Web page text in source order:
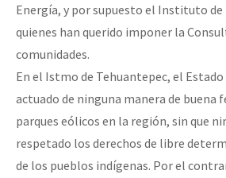
Energía, y por supuesto el Instituto de
quienes han querido imponer la
comunidades.
En el Istmo de Tehuantepec, el
actuado de ninguna manera de buena
parques eólicos en la región, sin que
respetado los derechos de libre
de los pueblos indígenas. Por el